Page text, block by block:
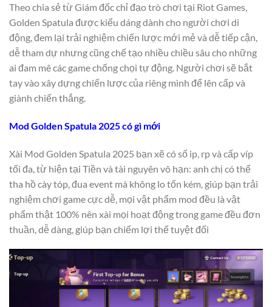
Theo chia sẻ từ Giám đốc chỉ đạo trò chơi tại Riot Games,
Golden Spatula được kiểu dáng dành cho người chơi di
động, đem lại trải nghiệm chiến lược mới mẻ và dễ tiếp cận,
dễ tham dự nhưng cũng chế tạo nhiều chiều sâu cho những
ai đam mê các game chống chọi tự động. Người chơi sẽ bắt
tay vào xây dựng chiến lược của riêng mình để lên cấp và
giành chiến thắng.
Mod Golden Spatula 2025 có gì mới
Xài Mod Golden Spatula 2025 bạn xẽ có số ip, rp và cấp víp
tối đa, từ hiện tại Tiền và tài nguyên vô hạn: anh chị có thể
tha hồ cày tóp, đua event mà không lo tốn kém, giúp bạn trải
nghiệm chơi game cực dễ, mọi vật phẩm mod đều là vật
phẩm thật 100% nên xài mọi hoạt động trong game đều đơn
thuần, dễ dàng, giúp bạn chiếm lợi thế tuyệt đối